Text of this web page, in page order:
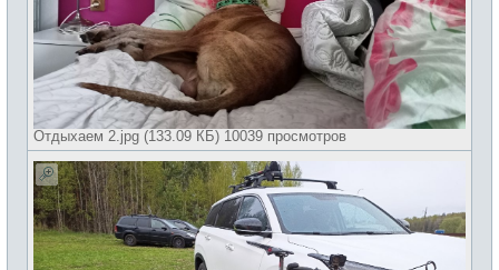
Отдыхаем 2.jpg (133.09 КБ) 10039 просмотров